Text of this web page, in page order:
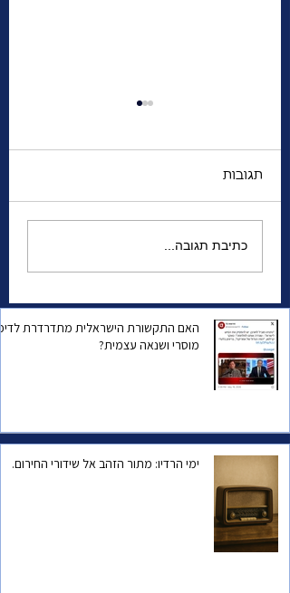
זלנסקי נואם בפרלמנט
תגובות
כתיבת תגובה...
האם התקשורת הישראלית מתדרדרת
מוסרי ושנאה עצמית?
ימי הרדיו: מתור הזהב אל שידורי החירום.